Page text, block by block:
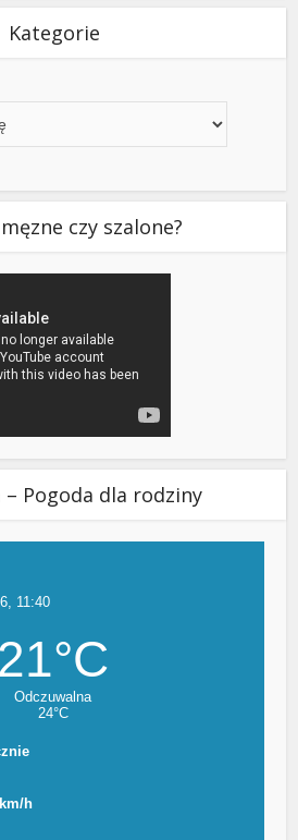
Kategorie
czy szalone?
– Pogoda dla rodziny